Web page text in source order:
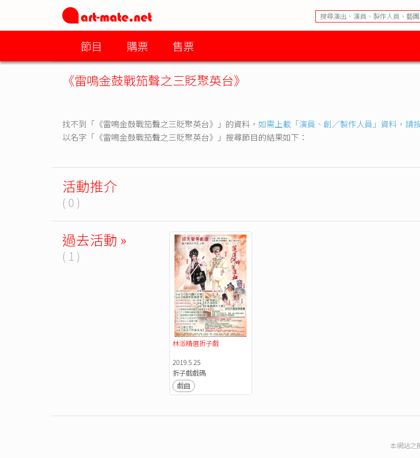
節目 購票 售票
《雷鳴金鼓戰笳聲之三貶聚英台》
找不到「《雷鳴金鼓戰笳聲之三貶聚英台》」的資料， 如需上載「演員、創／製作人員」資料，請
以名字「《雷鳴金鼓戰笳聲之三貶聚英台》」搜尋節目的結果如下：
活動推介
( 0 )
過去活動 »
( 1 )
林派精選折子戲
2019.5.25
折子戲戲碼
戲曲
本網站之